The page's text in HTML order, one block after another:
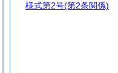
様式第2号(第2条関係)